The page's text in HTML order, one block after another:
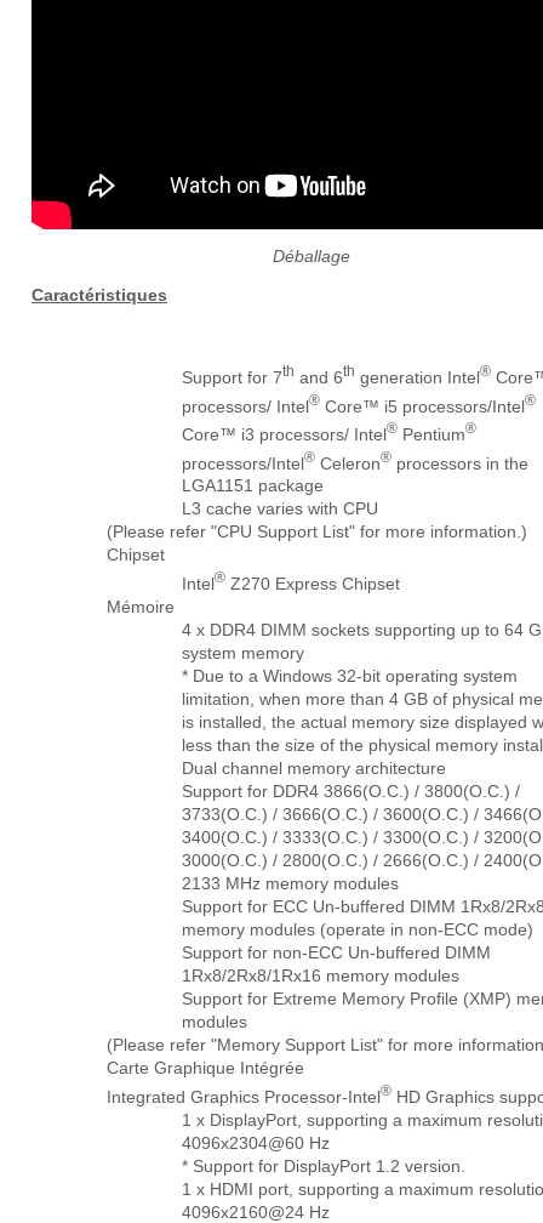
Déballage
Caractéristiques
Support for 7th and 6th generation Intel®
processors/ Intel® Core™ i5 processors/Intel®
Core™ i3 processors/ Intel® Pentium®
processors/Intel® Celeron® processors in the
LGA1151 package
L3 cache varies with CPU
(Please refer "CPU Support List" for more information.)
Chipset
Intel® Z270 Express Chipset
Mémoire
4 x DDR4 DIMM sockets supporting up to 64
system memory
* Due to a Windows 32-bit operating system
limitation, when more than 4 GB of physical
is installed, the actual memory size displayed
less than the size of the physical memory
Dual channel memory architecture
Support for DDR4 3866(O.C.) / 3800(O.C.) /
3733(O.C.) / 3666(O.C.) / 3600(O.C.) /
3400(O.C.) / 3333(O.C.) / 3300(O.C.) /
3000(O.C.) / 2800(O.C.) / 2666(O.C.) /
2133 MHz memory modules
Support for ECC Un-buffered DIMM 1Rx8/
memory modules (operate in non-ECC mode)
Support for non-ECC Un-buffered DIMM
1Rx8/2Rx8/1Rx16 memory modules
Support for Extreme Memory Profile (XMP)
modules
(Please refer "Memory Support List" for more
Carte Graphique Intégrée
Integrated Graphics Processor-Intel® HD Graphics
1 x DisplayPort, supporting a maximum
4096x2304@60 Hz
* Support for DisplayPort 1.2 version.
1 x HDMI port, supporting a maximum
4096x2160@24 Hz